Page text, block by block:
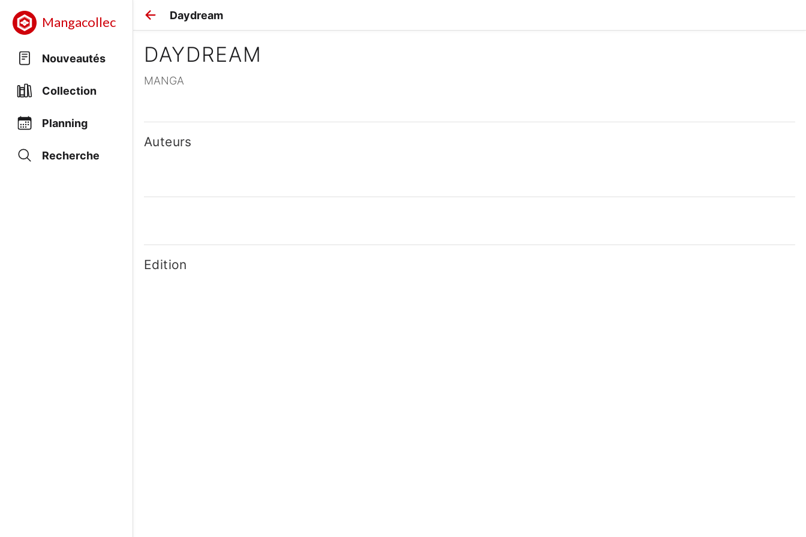
Mangacollec
Nouveautés
Collection
Planning
Recherche
Daydream
DAYDREAM
MANGA
Auteurs
Edition